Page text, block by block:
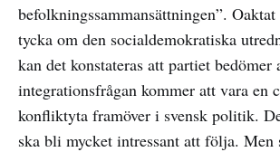
befolkningssammansättningen”.
tycka om den socialdemokratiska
kan det konstateras att partiet bedömer
integrationsfrågan kommer att vara en
konfliktyta framöver i svensk politik.
ska bli mycket intressant att följa. Men